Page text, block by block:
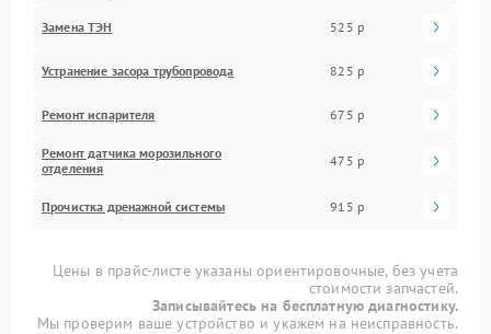
Замена ТЭН 525 р
Устранение засора трубопровода 825 р
Ремонт испарителя 675 р
Ремонт датчика морозильного
отделения
475 р
Прочистка дренажной системы 915 р
Цены в прайс-листе указаны ориентировочные, без учета
стоимости запчастей.
Записывайтесь на бесплатную диагностику.
Мы проверим ваше устройство и укажем на неисправность.